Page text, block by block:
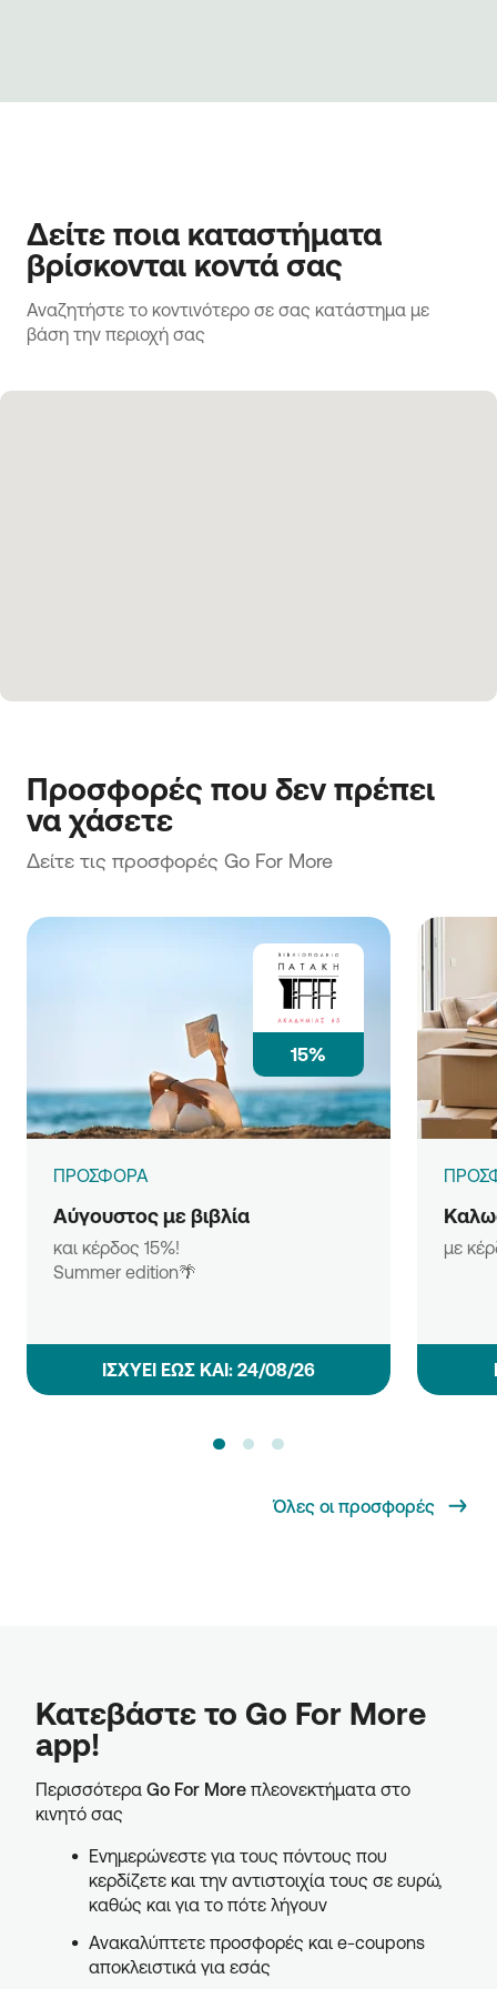
Δείτε ποια καταστήματα
βρίσκονται κοντά σας
Αναζητήστε το κοντινότερο σε σας κατάστημα με
βάση την περιοχή σας
Προσφορές που δεν πρέπει
να χάσετε
Δείτε τις προσφορές Go For More
15%
ΠΡΟΣΦΟΡΑ
Αύγουστος με βιβλία
και κέρδος 15%!
Summer edition🌴
ΙΣΧΥΕΙ ΕΩΣ ΚΑΙ: 24/08/26
με
Όλες οι προσφορές
Κατεβάστε το Go For More
app!
Περισσότερα Go For More πλεονεκτήματα στο
κινητό σας
Ενημερώνεστε για τους πόντους που
κερδίζετε και την αντιστοιχία τους σε ευρώ,
καθώς και για το πότε λήγουν
Ανακαλύπτετε προσφορές και e-coupons
αποκλειστικά για εσάς